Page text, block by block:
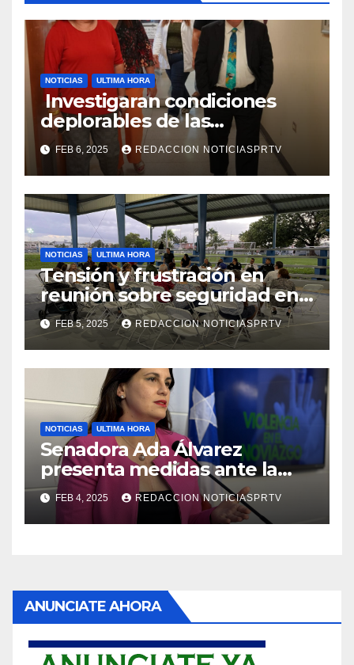
NOTICIAS ULTIMA HORA
Investigaran condiciones
deplorables de las
facilidades el Departamento
de la Salud en Mayagüez
FEB 6, 2025 REDACCION NOTICIASPRTV
NOTICIAS ULTIMA HORA
Tensión y frustración en
reunión sobre seguridad en
Reparto Metropolitano
FEB 5, 2025 REDACCION NOTICIASPRTV
NOTICIAS ULTIMA HORA
Senadora Ada Álvarez
presenta medidas ante la
violencia en el noviazgo
FEB 4, 2025 REDACCION NOTICIASPRTV
ANUNCIATE AHORA